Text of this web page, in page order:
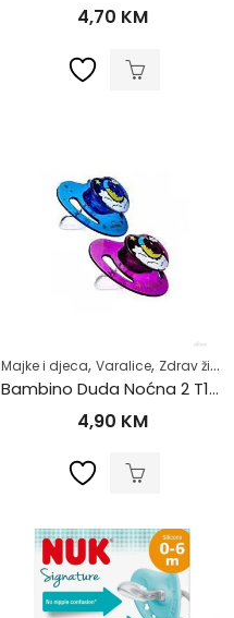
4,70 KM
Majke i djeca, Varalice, Zdrav život
Bambino Duda Noćna 2 T181
4,90 KM